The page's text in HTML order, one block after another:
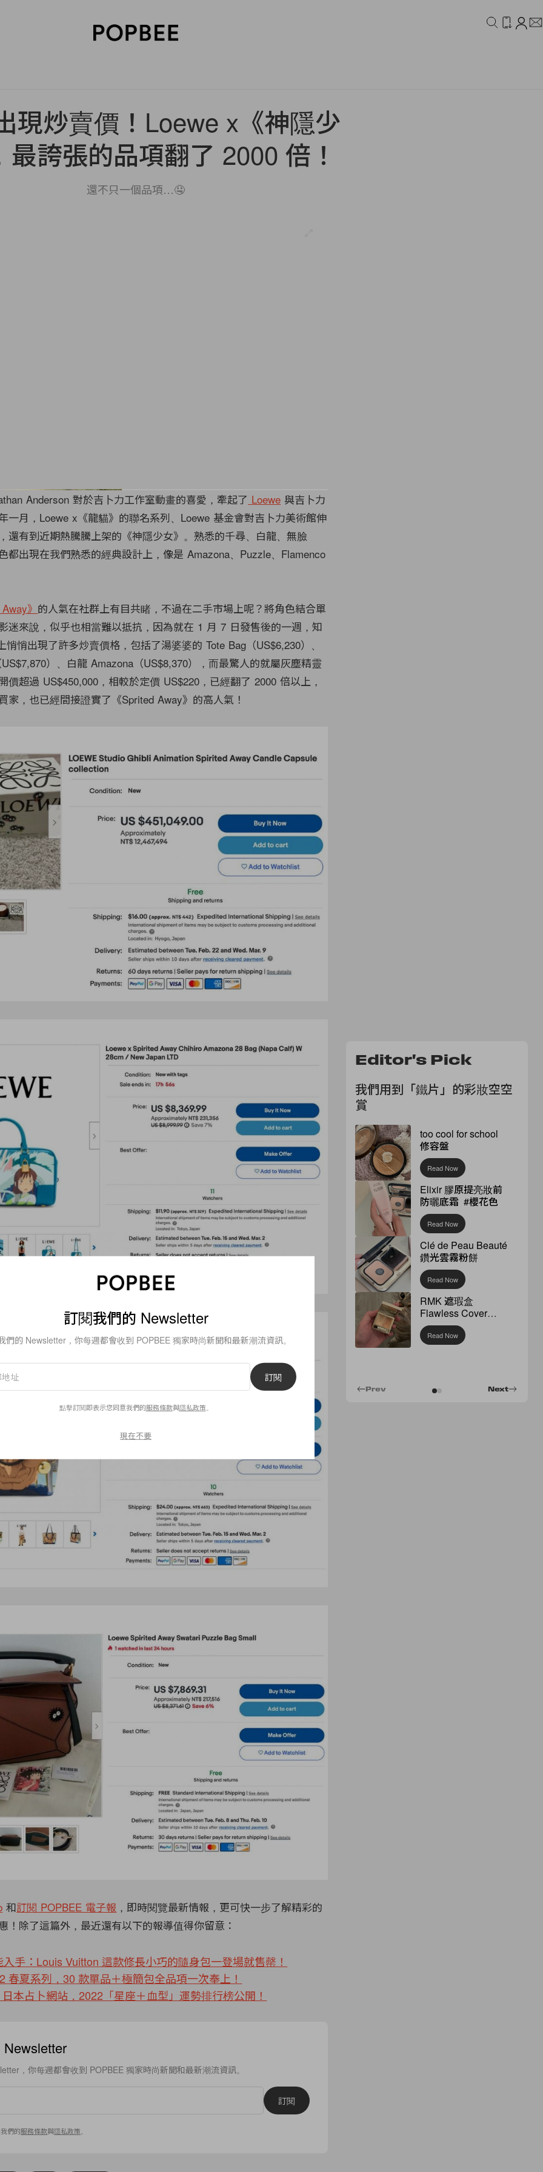
現炒賣價！Loewe x《神隱少
最誇張的品項翻了 2000 倍！
還不只一個品項…🤤
Anderson 對於吉卜力工作室動畫的喜愛，牽起了 Loewe 與吉卜力
一月，Loewe x《龍貓》的聯名系列、Loewe 基金會對吉卜力美術館伸
還有到近期熱騰騰上架的《神隱少女》。熟悉的千尋、白龍、無臉
都出現在我們熟悉的經典設計上，像是 Amazona、Puzzle、Flamenco
》 的人氣在社群上有目共睹，不過在二手市場上呢？將角色結合單
迷來說，似乎也相當難以抵抗，因為就在 1 月 7 日發售後的一週，知
悄出現了許多炒賣價格，包括了湯婆婆的 Tote Bag（US$6,230）、
）、白龍 Amazona（US$8,370），而最驚人的就屬灰塵精靈
價超過 US$450,000，相較於定價 US$220，已經翻了 2000 倍以上，
家，也已經間接證實了《Sprited Away》的高人氣！
和訂閱 POPBEE 電子報 ，即時閱覽最新情報，更可快一步了解精彩的
！除了這篇外，最近還有以下的報導值得你留意：
手：Louis Vuitton 這款修長小巧的隨身包一登場就售罄！
春夏系列，30 款單品＋極簡包全品項一次奉上！
本占卜網站，2022「星座＋血型」運勢排行榜公開！
，你每週都會收到 POPBEE 獨家時尚新聞和最新潮流資訊。
訂閱
們的服務條款與隱私政策
Editor's Pick
我們用到「鐵片」的彩妝空空
賞
too cool for school
修容盤
Read Now
Elixir 膠原提亮妝前
防曬底霜 #櫻花色
Read Now
Clé de Peau Beauté
鑽光雲霧粉餅
Read Now
RMK 遮瑕盒
Flawless Cover
Concealer
Read Now
Next
Prev
訂閱我們的 Newsletter
們的 Newsletter，你每週都會收到 POPBEE 獨家時尚新聞和最新潮流資訊。
訂閱
點擊訂閱即表示您同意我們的服務條款與隱私政策
現在不要